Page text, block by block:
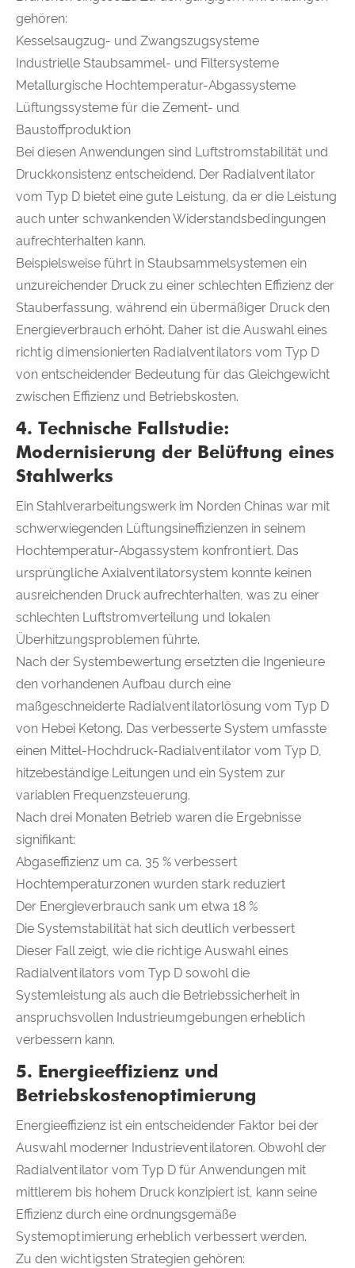
gehören:
Kesselsaugzug- und Zwangszugsysteme
Industrielle Staubsammel- und Filtersysteme
Metallurgische Hochtemperatur-Abgassysteme
Lüftungssysteme für die Zement- und
Baustoffproduktion
Bei diesen Anwendungen sind Luftstromstabilität und
Druckkonsistenz entscheidend. Der Radialventilator
vom Typ D bietet eine gute Leistung, da er die Leistung
auch unter schwankenden Widerstandsbedingungen
aufrechterhalten kann.
Beispielsweise führt in Staubsammelsystemen ein
unzureichender Druck zu einer schlechten Effizienz der
Stauberfassung, während ein übermäßiger Druck den
Energieverbrauch erhöht. Daher ist die Auswahl eines
richtig dimensionierten Radialventilators vom Typ D
von entscheidender Bedeutung für das Gleichgewicht
zwischen Effizienz und Betriebskosten.
4. Technische Fallstudie:
Modernisierung der Belüftung eines
Stahlwerks
Ein Stahlverarbeitungswerk im Norden Chinas war mit
schwerwiegenden Lüftungsineffizienzen in seinem
Hochtemperatur-Abgassystem konfrontiert. Das
ursprüngliche Axialventilatorsystem konnte keinen
ausreichenden Druck aufrechterhalten, was zu einer
schlechten Luftstromverteilung und lokalen
Überhitzungsproblemen führte.
Nach der Systembewertung ersetzten die Ingenieure
den vorhandenen Aufbau durch eine
maßgeschneiderte Radialventilatorlösung vom Typ D
von Hebei Ketong. Das verbesserte System umfasste
einen Mittel-Hochdruck-Radialventilator vom Typ D,
hitzebeständige Leitungen und ein System zur
variablen Frequenzsteuerung.
Nach drei Monaten Betrieb waren die Ergebnisse
signifikant:
Abgaseffizienz um ca. 35 % verbessert
Hochtemperaturzonen wurden stark reduziert
Der Energieverbrauch sank um etwa 18 %
Die Systemstabilität hat sich deutlich verbessert
Dieser Fall zeigt, wie die richtige Auswahl eines
Radialventilators vom Typ D sowohl die
Systemleistung als auch die Betriebssicherheit in
anspruchsvollen Industrieumgebungen erheblich
verbessern kann.
5. Energieeffizienz und
Betriebskostenoptimierung
Energieeffizienz ist ein entscheidender Faktor bei der
Auswahl moderner Industrieventilatoren. Obwohl der
Radialventilator vom Typ D für Anwendungen mit
mittlerem bis hohem Druck konzipiert ist, kann seine
Effizienz durch eine ordnungsgemäße
Systemoptimierung erheblich verbessert werden.
Zu den wichtigsten Strategien gehören: